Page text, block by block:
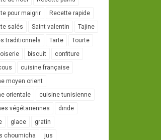
pour maigrir
Recette rapide
salés
Saint valentin
Tajine
traditionnels
Tarte
Tourte
biscuit
confiture
cuisine française
moyen orient
orientale
cuisine tunisienne
végétariennes
dinde
glace
gratin
choumicha
jus